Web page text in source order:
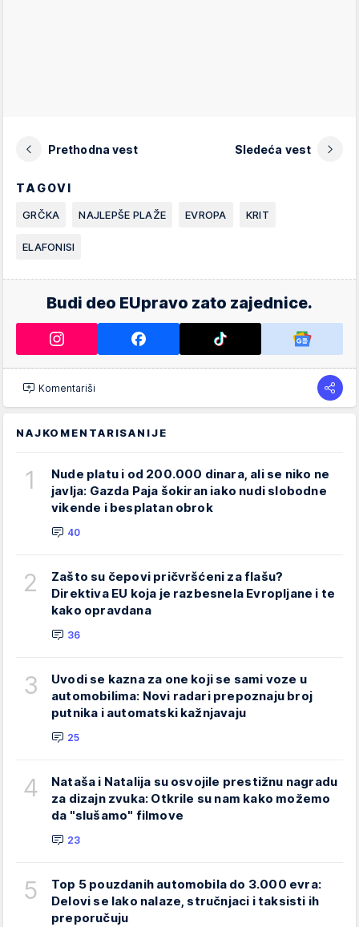
Prethodna vest Sledeća vest
TAGOVI
GRČKA NAJLEPŠE PLAŽE EVROPA KRIT
ELAFONISI
Budi deo EUpravo zato zajednice.
Komentariši
NAJKOMENTARISANIJE
1
Nude platu i od 200.000 dinara, ali se niko ne
javlja: Gazda Paja šokiran iako nudi slobodne
vikende i besplatan obrok
40
2
Zašto su čepovi pričvršćeni za flašu?
Direktiva EU koja je razbesnela Evropljane i te
kako opravdana
36
3
Uvodi se kazna za one koji se sami voze u
automobilima: Novi radari prepoznaju broj
putnika i automatski kažnjavaju
25
4
Nataša i Natalija su osvojile prestižnu nagradu
za dizajn zvuka: Otkrile su nam kako možemo
da "slušamo" filmove
23
5
Top 5 pouzdanih automobila do 3.000 evra:
Delovi se lako nalaze, stručnjaci i taksisti ih
preporučuju